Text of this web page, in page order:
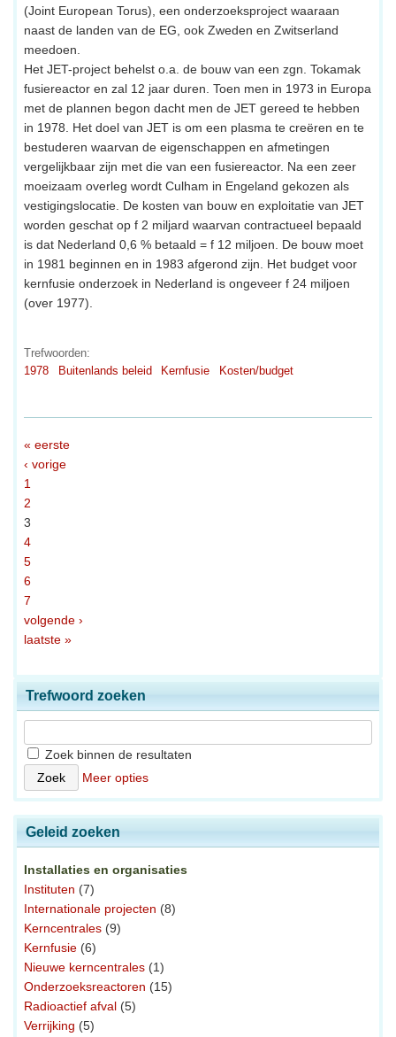
(Joint European Torus), een onderzoeksproject waaraan
naast de landen van de EG, ook Zweden en Zwitserland
meedoen.
Het JET-project behelst o.a. de bouw van een zgn. Tokamak
fusiereactor en zal 12 jaar duren. Toen men in 1973 in Europa
met de plannen begon dacht men de JET gereed te hebben
in 1978. Het doel van JET is om een plasma te creëren en te
bestuderen waarvan de eigenschappen en afmetingen
vergelijkbaar zijn met die van een fusiereactor. Na een zeer
moeizaam overleg wordt Culham in Engeland gekozen als
vestigingslocatie. De kosten van bouw en exploitatie van JET
worden geschat op f 2 miljard waarvan contractueel bepaald
is dat Nederland 0,6 % betaald = f 12 miljoen. De bouw moet
in 1981 beginnen en in 1983 afgerond zijn. Het budget voor
kernfusie onderzoek in Nederland is ongeveer f 24 miljoen
(over 1977).
Trefwoorden:
1978
Buitenlands beleid Kernfusie Kosten/budget
« eerste
‹ vorige
1
2
3
4
5
6
7
volgende ›
laatste »
Trefwoord zoeken
Zoek binnen de resultaten
Meer opties
Geleid zoeken
Installaties en organisaties
Instituten (7)
Internationale projecten (8)
Kerncentrales (9)
Kernfusie (6)
Nieuwe kerncentrales (1)
Onderzoeksreactoren (15)
Radioactief afval (5)
Verrijking (5)